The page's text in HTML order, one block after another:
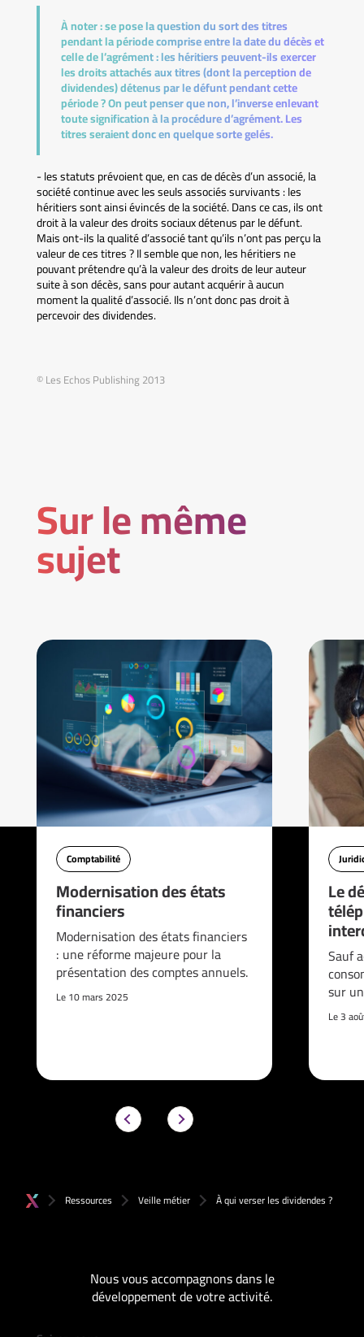
À noter :se pose la question du sort des titres
pendant la période comprise entre la date du décès et
celle de l’agrément : les héritiers peuvent-ils exercer
les droits attachés aux titres (dont la perception de
dividendes) détenus par le défunt pendant cette
période ? On peut penser que non, l’inverse enlevant
toute signification à la procédure d’agrément. Les
titres seraient donc en quelque sorte gelés.
- les statuts prévoient que, en cas de décès d’un associé, la
société continue avec les seuls associés survivants : les
héritiers sont ainsi évincés de la société. Dans ce cas, ils ont
droit à la valeur des droits sociaux détenus par le défunt.
Mais ont-ils la qualité d’associé tant qu’ils n’ont pas perçu la
valeur de ces titres ? Il semble que non, les héritiers ne
pouvant prétendre qu’à la valeur des droits de leur auteur
suite à son décès, sans pour autant acquérir à aucun
moment la qualité d’associé. Ils n’ont donc pas droit à
percevoir des dividendes.
© Les Echos Publishing 2013
Sur le même
sujet
Comptabilité
Modernisation des états
financiers
Modernisation des états financiers
: une réforme majeure pour la
présentation des comptes annuels.
Le 10 mars 2025
Le
Sauf
sur
Le 3
Ressources Veille métier À qui verser les dividendes ?
Nous vous accompagnons dans le
développement de votre activité.